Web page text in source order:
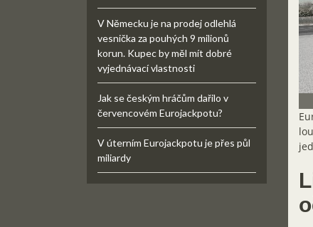
V Německu je na prodej odlehlá
vesnička za pouhých 9 milionů
korun. Kupec by měl mít dobré
vyjednávací vlastnosti
Jak se českým hráčům dařilo v
červencovém Eurojackpotu?
V úterním Eurojackpotu je přes půl
miliardy